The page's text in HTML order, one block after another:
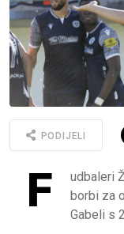
PODIJELI
F
udbaleri
borbi za
Gabeli s